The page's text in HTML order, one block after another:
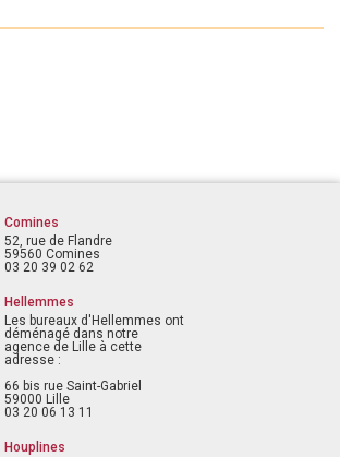
Comines
52, rue de Flandre
59560 Comines
03 20 39 02 62
Hellemmes
Les bureaux d'Hellemmes ont
déménagé dans notre
agence de Lille à cette
adresse :
66 bis rue Saint-Gabriel
59000 Lille
03 20 06 13 11
Houplines